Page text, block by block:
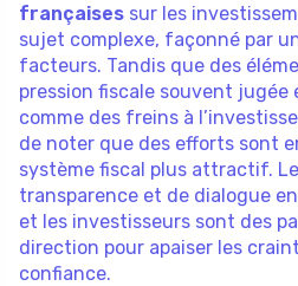
françaises sur les
sujet complexe, façonné par
facteurs. Tandis que des
pression fiscale souvent jugée
comme des freins à
de noter que des efforts sont
système fiscal plus attractif.
transparence et de dialogue
et les investisseurs sont des
direction pour apaiser les
confiance.